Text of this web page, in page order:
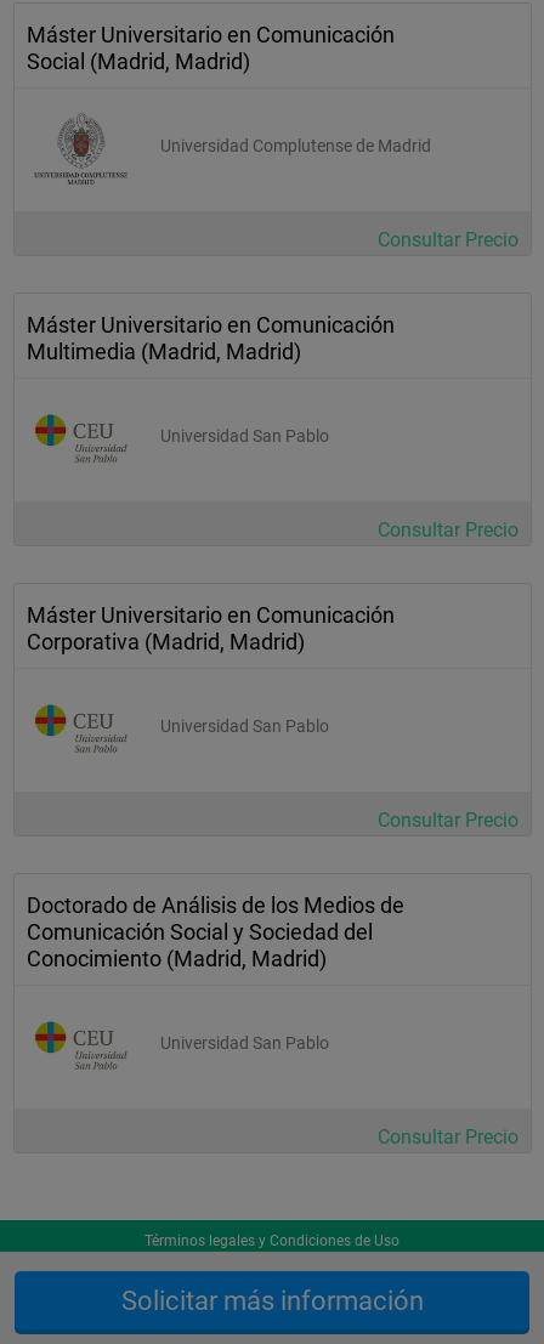
Solicitar más información
Máster Universitario en Comunicación
Social (Madrid, Madrid)
Universidad Complutense de Madrid
Consultar Precio
Máster Universitario en Comunicación
Multimedia (Madrid, Madrid)
Universidad San Pablo
Consultar Precio
Máster Universitario en Comunicación
Corporativa (Madrid, Madrid)
Universidad San Pablo
Consultar Precio
Doctorado de Análisis de los Medios de
Comunicación Social y Sociedad del
Conocimiento (Madrid, Madrid)
Universidad San Pablo
Consultar Precio
Términos legales y Condiciones de Uso